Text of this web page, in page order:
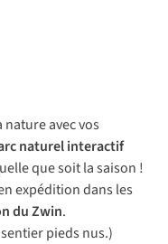
avec vos
naturel interactif
que soit la saison !
expédition dans les
du Zwin.
pieds nus.)